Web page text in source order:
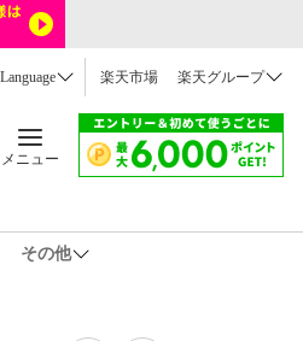
Language 楽天市場 楽天グループ
メニュー
その他